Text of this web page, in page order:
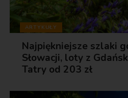
ARTYKUŁY
Najpiękniejsze szlaki
Słowacji, loty z
Tatry od 203 zł